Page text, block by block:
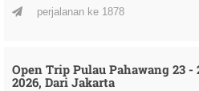
perjalanan ke 1878
Open Trip Pulau Pahawang 23 -
2026, Dari Jakarta